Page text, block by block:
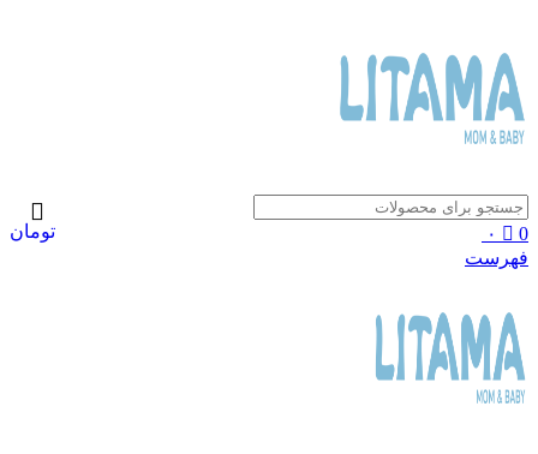
0 ۰
تومان
فهرست